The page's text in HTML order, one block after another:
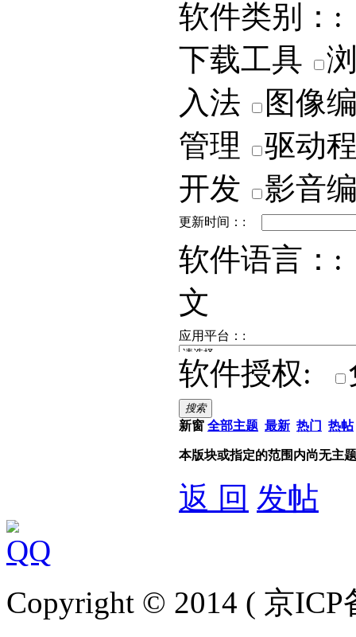
软件类别：:
下载工具
入法
图像
管理
驱动
开发
影音
更新时间：:
软件语言：:
文
应用平台：:
软件授权:
搜索
新窗 全部主题 最新 热门 热帖
本版块或指定的范围内尚无主题
返 回 发帖
Copyright © 2014 ( 京ICP